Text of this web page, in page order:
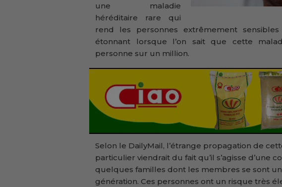
une maladie
héréditaire rare qui
rend les personnes extrêmement
étonnant lorsque l’on sait que cette
personne sur un million.
Selon le DailyMail, l’étrange propagation de
particulier viendrait du fait qu’il s’agisse d’une
quelques familles dont les membres se sont
génération. Ces personnes ont un risque très